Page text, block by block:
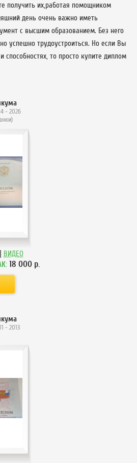
получить их,работая помощником
день очень важно иметь
с высшим образованием. Без него
успешно трудоустроиться. Но если Вы
способностях, то просто купите диплом
- 2026
| ВИДЕО
18 000р.
- 2013